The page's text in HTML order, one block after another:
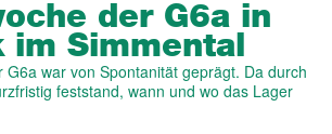
der G6a in
im Simmental
G6a war von Spontanität geprägt. Da durch
feststand, wann und wo das Lager